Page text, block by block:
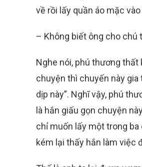
về rồi lấy quần áo mặc
– Không biết ông cho chú
Nghe nói, phú thương thất
chuyện thì chuyến này
dịp này”. Nghĩ vậy, phú
là hắn giấu gọn chuyện
chỉ muốn lấy một trong
kém lại thấy hắn làm việc